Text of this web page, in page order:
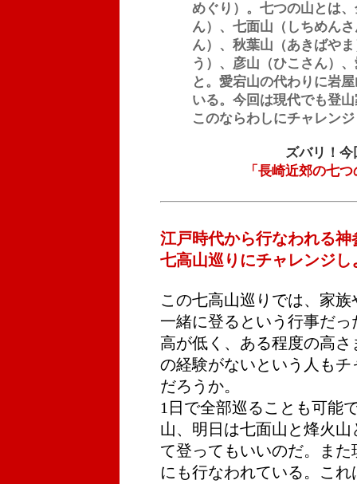
めぐり）。七つの山とは
ん）、七面山（しちめん
ん）、秋葉山（あきばや
う）、彦山（ひこさん）
と。愛宕山の代わりに岩
いる。今回は現代でも登
このならわしにチャレン
ズバリ！
「長崎近郊の七
江戸時代から行なわれる神
七高山巡りにチャレンジし
この七高山巡りでは、家
一緒に登るという行事だ
高が低く、ある程度の高
の経験がないという人も
だろうか。
1日で全部巡ることも可能
山、明日は七面山と烽火
て登ってもいいのだ。ま
にも行なわれている。こ